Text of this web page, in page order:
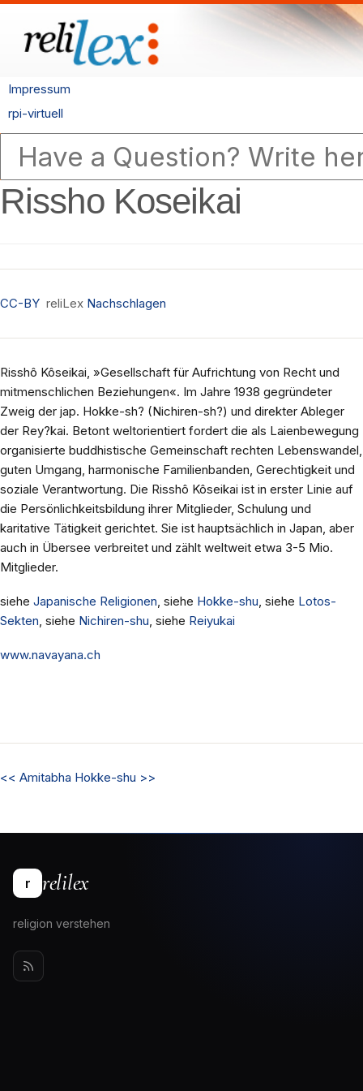
Impressum
rpi-virtuell
Rissho Koseikai
CC-BY reliLex Nachschlagen
Risshô Kôseikai, »Gesellschaft für Aufrichtung von Recht und
mitmenschlichen Beziehungen«. Im Jahre 1938 gegründeter
Zweig der jap. Hokke-sh? (Nichiren-sh?) und direkter Ableger
der Rey?kai. Betont weltorientiert fordert die als Laienbewegung
organisierte buddhistische Gemeinschaft rechten Lebenswandel,
guten Umgang, harmonische Familienbanden, Gerechtigkeit und
soziale Verantwortung. Die Risshô Kôseikai ist in erster Linie auf
die Persönlichkeitsbildung ihrer Mitglieder, Schulung und
karitative Tätigkeit gerichtet. Sie ist hauptsächlich in Japan, aber
auch in Übersee verbreitet und zählt weltweit etwa 3-5 Mio.
Mitglieder.
siehe Japanische Religionen, siehe Hokke-shu, siehe Lotos-
Sekten, siehe Nichiren-shu, siehe Reiyukai
www.navayana.ch
<< Amitabha Hokke-shu >>
r relilex
religion verstehen